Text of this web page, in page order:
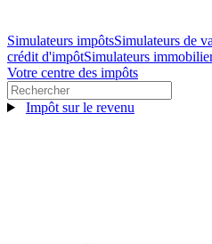
Simulateurs impôtsSimulateurs de
crédit d'impôtSimulateurs
Votre centre des impôts
Impôt sur le revenu